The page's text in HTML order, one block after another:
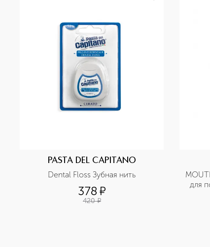
PASTA DEL CAPITANO
Dental Floss Зубная нить
378 ¤
420 ¤
для